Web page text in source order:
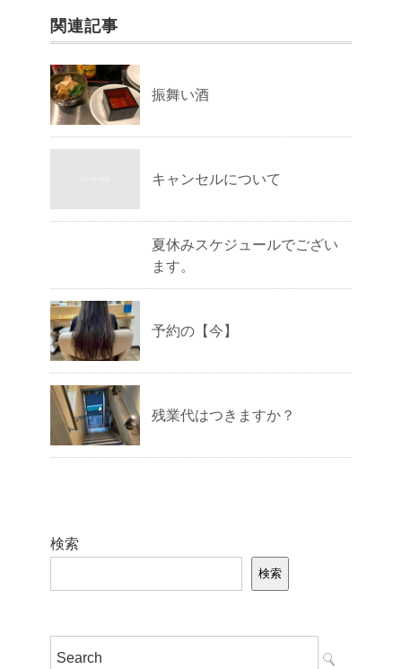
関連記事
振舞い酒
キャンセルについて
夏休みスケジュールでござい
ます。
予約の【今】
残業代はつきますか？
検索
検索